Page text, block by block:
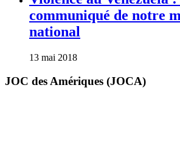
communiqué de notre
national
13 mai 2018
JOC des Amériques (JOCA)